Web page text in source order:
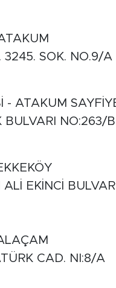
3245. SOK. NO.9/A
- ATAKUM
BULVARI NO:263/B
EKİNCİ
CAD. NI:8/A